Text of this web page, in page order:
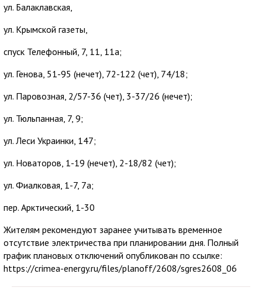
ул. Балаклавская,
ул. Крымской газеты,
спуск Телефонный, 7, 11, 11а;
ул. Генова, 51-95 (нечет), 72-122 (чет), 74/18;
ул. Паровозная, 2/57-36 (чет), 3-37/26 (нечет);
ул. Тюльпанная, 7, 9;
ул. Леси Украинки, 147;
ул. Новаторов, 1-19 (нечет), 2-18/82 (чет);
ул. Фиалковая, 1-7, 7а;
пер. Арктический, 1-30
Жителям рекомендуют заранее учитывать временное
отсутствие электричества при планировании дня. Полный
график плановых отключений опубликован по ссылке:
https://crimea-energy.ru/files/planoff/2608/sgres2608_06